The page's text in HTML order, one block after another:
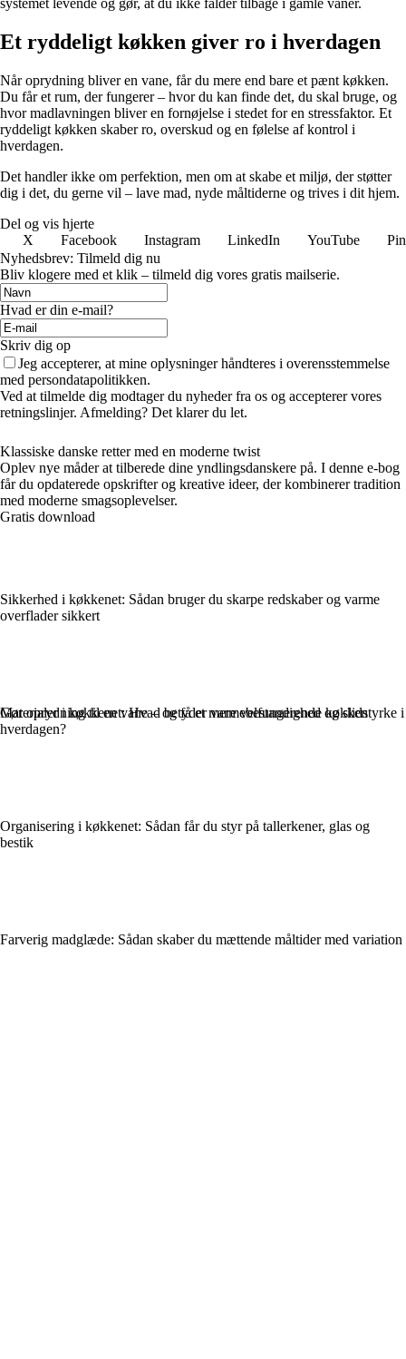
Et ryddeligt køkken giver ro i hverdagen
Når oprydning bliver en vane, får du mere end bare et pænt køkken.
Du får et rum, der fungerer – hvor du kan finde det, du skal bruge, og
hvor madlavningen bliver en fornøjelse i stedet for en stressfaktor. Et
ryddeligt køkken skaber ro, overskud og en følelse af kontrol i
hverdagen.
Det handler ikke om perfektion, men om at skabe et miljø, der støtter
dig i det, du gerne vil – lave mad, nyde måltiderne og trives i dit hjem.
Del og vis hjerte
X
Facebook Instagram LinkedIn YouTube
Nyhedsbrev: Tilmeld dig nu
Bliv klogere med et klik – tilmeld dig vores gratis mailserie.
Hvad er din e-mail?
Skriv dig op
Jeg accepterer, at mine oplysninger håndteres i overensstemmelse
med persondatapolitikken.
Ved at tilmelde dig modtager du nyheder fra os og accepterer vores
retningslinjer. Afmelding? Det klarer du let.
Klassiske danske retter med en moderne twist
Oplev nye måder at tilberede dine yndlingsdanskere på. I denne e-bog
får du opdaterede opskrifter og kreative ideer, der kombinerer tradition
med moderne smagsoplevelser.
Gratis download
Sikkerhed i køkkenet: Sådan bruger du skarpe redskaber og varme
overflader sikkert
Gør oprydning til en vane – og få et mere velfungerende køkken
Organisering i køkkenet: Sådan får du styr på tallerkener, glas og
bestik
Farverig madglæde: Sådan skaber du mættende måltider med variation
Materialer i køkkenet: Hvad betyder varmebestandighed og slidstyrke i
hverdagen?